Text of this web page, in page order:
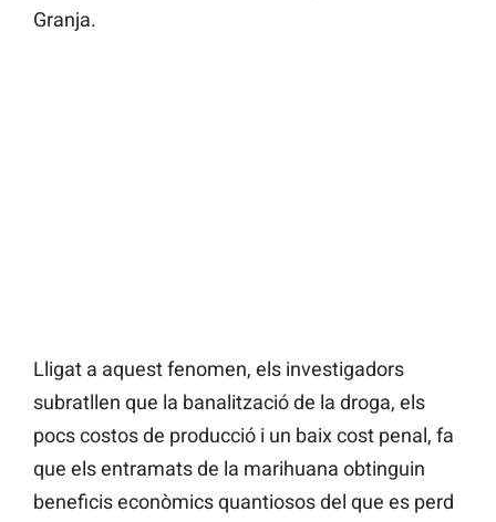
Granja.
Lligat a aquest fenomen, els investigadors
subratllen que la banalització de la droga, els
pocs costos de producció i un baix cost penal, fa
que els entramats de la marihuana obtinguin
beneficis econòmics quantiosos del que es perd